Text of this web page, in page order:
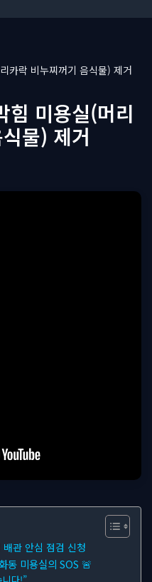
카락 비누찌꺼기 음식물) 제거
힘 미용실(머리
물) 제거
관 안심 점검 신청
동 미용실의 SOS 🚨